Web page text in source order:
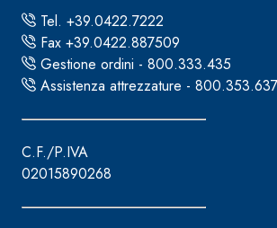
A 96 RESPHIRA
Collante-rasante alleggerito,
e speciali inerti alleggeriti
Tel. +39.0422.7222
Fax +39.0422.887509
Gestione ordini - 800.333.435
Assistenza attrezzature - 800.353.637
C.F./P.IVA
02015890268